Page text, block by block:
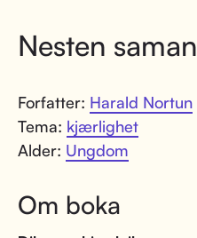
Nesten saman
Forfatter: Harald Nortun
Tema: kjærlighet
Alder: Ungdom
Om boka